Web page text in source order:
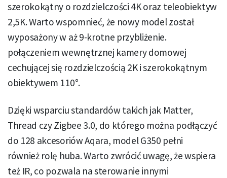
szerokokątny o rozdzielczości 4K oraz teleobiektyw
2,5K. Warto wspomnieć, że nowy model został
wyposażony w aż 9-krotne przybliżenie.
połączeniem wewnętrznej kamery domowej
cechującej się rozdzielczością 2K i szerokokątnym
obiektywem 110°.
Dzięki wsparciu standardów takich jak Matter,
Thread czy Zigbee 3.0, do którego można podłączyć
do 128 akcesoriów Aqara, model G350 pełni
również rolę huba. Warto zwrócić uwagę, że wspiera
też IR, co pozwala na sterowanie innymi